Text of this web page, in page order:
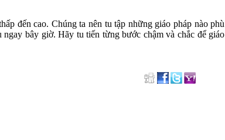
đến cao. Chúng ta nên tu tập những giáo pháp nào phù
bây giờ. Hãy tu tiến từng bước chậm và chắc để giáo